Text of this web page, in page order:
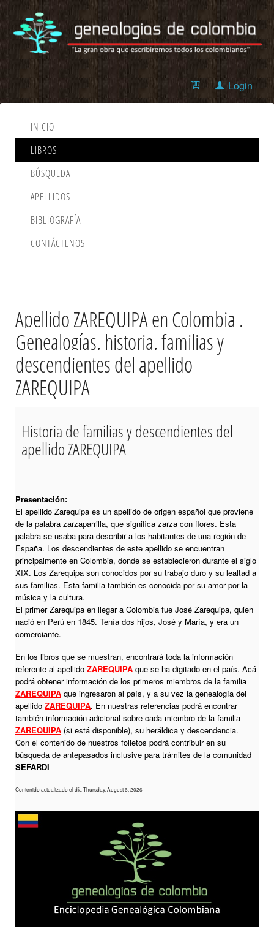
Login
INICIO
LIBROS
BÚSQUEDA
APELLIDOS
BIBLIOGRAFÍA
CONTÁCTENOS
Apellido ZAREQUIPA en Colombia .
Genealogías, historia, familias y
descendientes del apellido
ZAREQUIPA
Historia de familias y descendientes del
apellido ZAREQUIPA
Presentación:
El apellido Zarequipa es un apellido de origen español que proviene
de la palabra zarzaparrilla, que significa zarza con flores. Esta
palabra se usaba para describir a los habitantes de una región de
España. Los descendientes de este apellido se encuentran
principalmente en Colombia, donde se establecieron durante el siglo
XIX. Los Zarequipa son conocidos por su trabajo duro y su lealtad a
sus familias. Esta familia también es conocida por su amor por la
música y la cultura.
El primer Zarequipa en llegar a Colombia fue José Zarequipa, quien
nació en Perú en 1845. Tenía dos hijos, José y María, y era un
comerciante.
En los libros que se muestran, encontrará toda la información
referente al apellido ZAREQUIPA que se ha digitado en el país. Acá
podrá obtener información de los primeros miembros de la familia
ZAREQUIPA que ingresaron al país, y a su vez la genealogía del
apellido ZAREQUIPA. En nuestras referencias podrá encontrar
también información adicional sobre cada miembro de la familia
ZAREQUIPA (si está disponible), su heráldica y descendencia.
Con el contenido de nuestros folletos podrá contribuir en su
búsqueda de antepasados inclusive para trámites de la comunidad
SEFARDI
Contenido actualizado el día Thursday, August 6, 2026